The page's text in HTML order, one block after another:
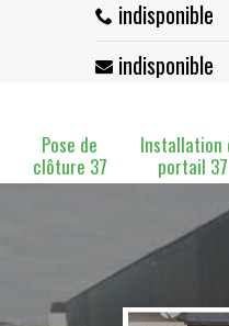
indisponible
indisponible
Pose de
clôture 37
Installation
portail 37